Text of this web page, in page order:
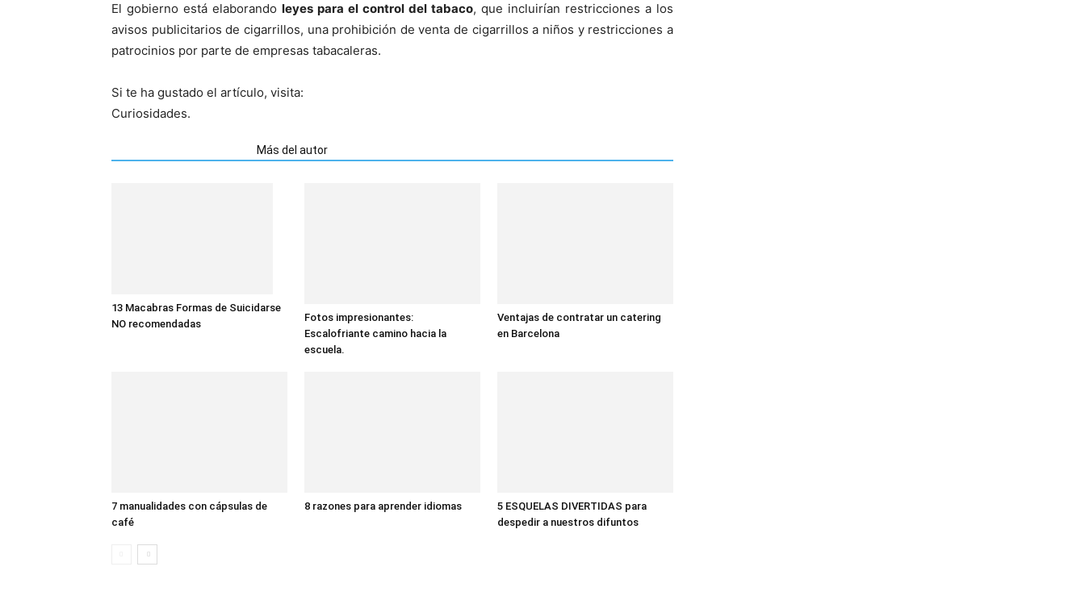
El gobierno está elaborando leyes para el control del tabaco, que incluirían restricciones a los
avisos publicitarios de cigarrillos, una prohibición de venta de cigarrillos a niños y restricciones a
patrocinios por parte de empresas tabacaleras.
Si te ha gustado el artículo, visita:
Curiosidades.
Más del autor
13 Macabras Formas de Suicidarse
NO recomendadas
Fotos impresionantes:
Escalofriante camino hacia la
escuela.
Ventajas de contratar un catering
en Barcelona
7 manualidades con cápsulas de
café
8 razones para aprender idiomas
5 ESQUELAS DIVERTIDAS para
despedir a nuestros difuntos